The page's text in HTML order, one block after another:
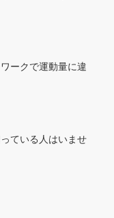
ークで運動量に違
ている人はいませ